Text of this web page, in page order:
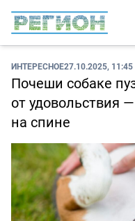
ИНТЕРЕСНОЕ27.10.2025, 11:45
Почеши собаке
от удовольствия
на спине